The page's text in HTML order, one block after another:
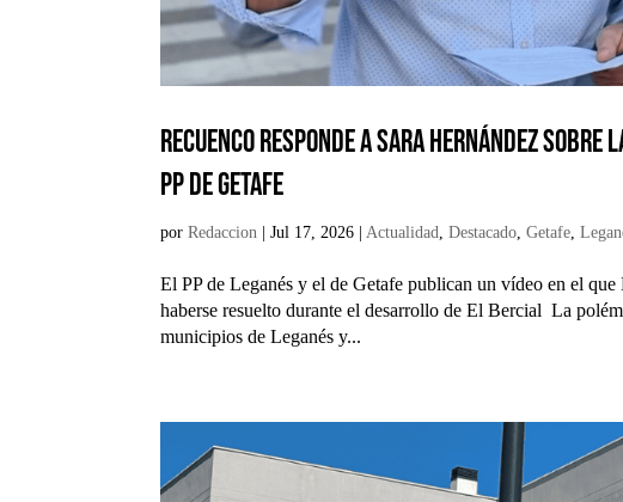
Recuenco responde a Sara Hernández
PP de Getafe
porRedaccion |Jul 17, 2026 |Actualidad,Destacado,Getafe,
El PP de Leganés y el de Getafe publican un vídeo en el
haberse resuelto durante el desarrollo de El Bercial La
municipios de Leganés y...